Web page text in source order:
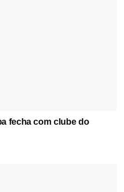
fecha com clube do